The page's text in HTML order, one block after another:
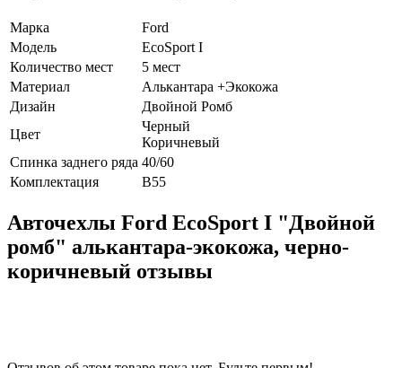
Марка
Ford
Модель
EcoSport I
Количество мест
5 мест
Материал
Алькантара +Экокожа
Дизайн
Двойной Ромб
Цвет
Черный
Коричневый
Спинка заднего ряда 40/60
Комплектация
В55
Авточехлы Ford EcoSport I "Двойной
ромб" алькантара-экокожа, черно-
коричневый отзывы